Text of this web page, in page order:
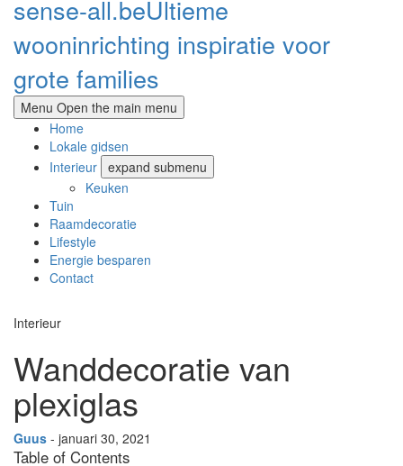
sense-all.beUltieme
wooninrichting inspiratie voor
grote families
Menu Open the main menu
Home
Lokale gidsen
Interieur expand submenu
Keuken
Tuin
Raamdecoratie
Lifestyle
Energie besparen
Contact
Interieur
Wanddecoratie van
plexiglas
Guus - januari 30, 2021
Table of Contents